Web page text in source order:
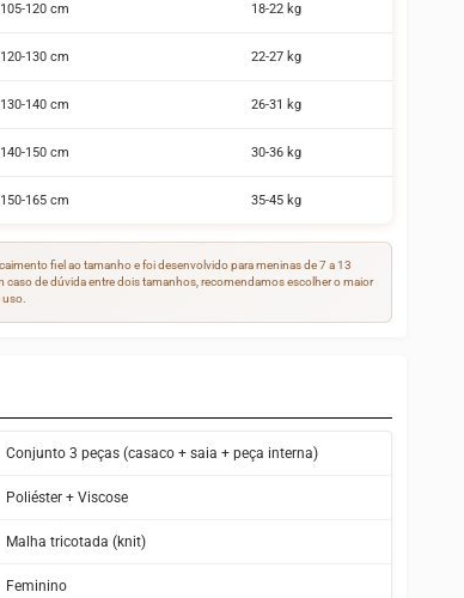
105-120 cm 18-22 kg
120-130 cm 22-27 kg
130-140 cm 26-31 kg
140-150 cm 30-36 kg
150-165 cm 35-45 kg
fiel ao tamanho e foi desenvolvido para meninas de 7 a 13
caso de dúvida entre dois tamanhos, recomendamos escolher o maior
Conjunto 3 peças (casaco + saia + peça interna)
Poliéster + Viscose
Malha tricotada (knit)
Feminino